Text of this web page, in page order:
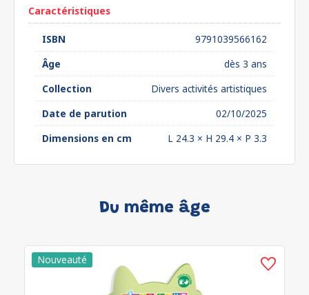
Caractéristiques
ISBN
9791039566162
Âge
dès 3 ans
Collection
Divers activités artistiques
Date de parution
02/10/2025
Dimensions en cm
L 24.3 × H 29.4 × P 3.3
Du même âge